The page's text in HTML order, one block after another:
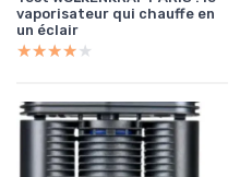
vaporisateur qui chauffe en
un éclair
★★★★★
★★★★★